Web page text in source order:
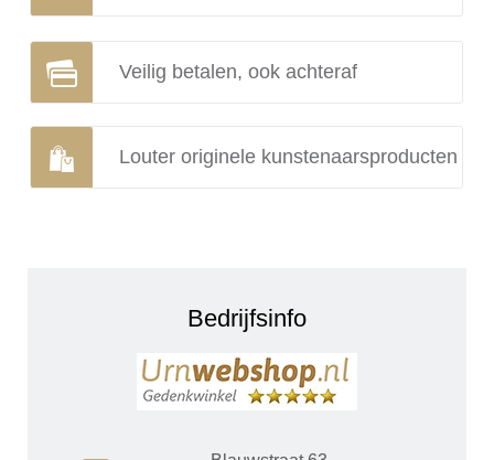
Veilig betalen, ook achteraf
Louter originele kunstenaarsproducten
Bedrijfsinfo